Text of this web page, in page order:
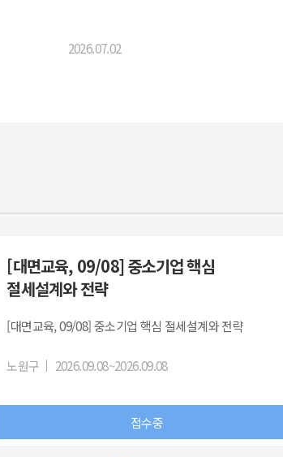
2026.07.02
[대면교육, 09/08] 중소기업 핵심
절세설계와 전략
[대면교육, 09/08] 중소기업 핵심 절세설계와 전략
노원구 2026.09.08~2026.09.08
접수중